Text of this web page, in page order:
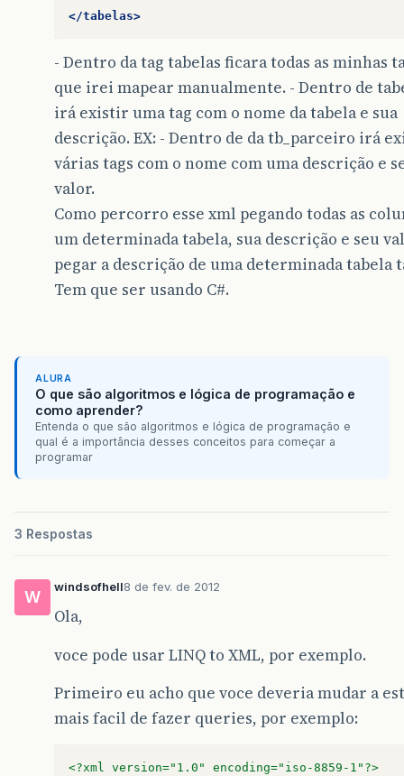
</tabelas>
- Dentro da tag tabelas ficara todas as minhas
que irei mapear manualmente. - Dentro de
irá existir uma tag com o nome da tabela e sua
descrição. EX: - Dentro de da tb_parceiro irá
várias tags com o nome com uma descrição e
valor.
Como percorro esse xml pegando todas as
um determinada tabela, sua descrição e seu
pegar a descrição de uma determinada tabela
Tem que ser usando C#.
ALURA
O que são algoritmos e lógica de programação e
como aprender?
Entenda o que são algoritmos e lógica de programação e
qual é a importância desses conceitos para começar a
programar
3 Respostas
W
windsofhell8 de fev. de 2012
Ola,
voce pode usar LINQ to XML, por exemplo.
Primeiro eu acho que voce deveria mudar a
mais facil de fazer queries, por exemplo:
<?xml version="1.0" encoding="iso-8859-1"?>